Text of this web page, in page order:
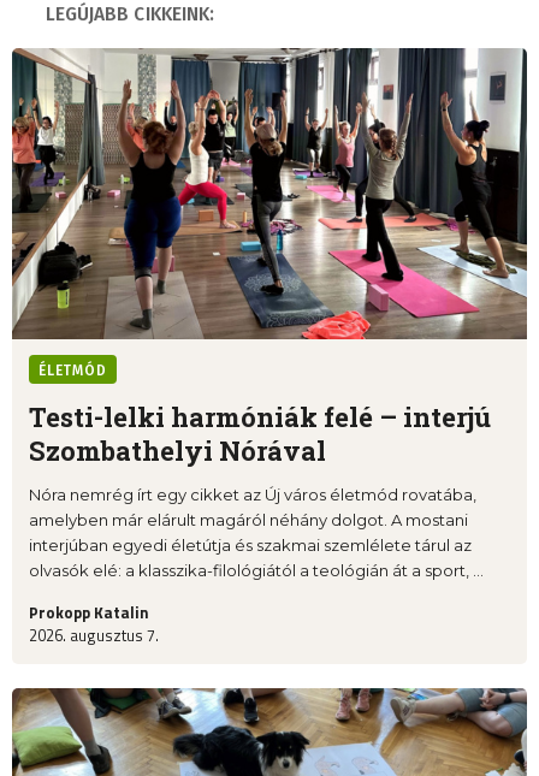
LEGÚJABB CIKKEINK:
ÉLETMÓD
Testi-lelki harmóniák felé – interjú
Szombathelyi Nórával
Nóra nemrég írt egy cikket az Új város életmód rovatába,
amelyben már elárult magáról néhány dolgot. A mostani
interjúban egyedi életútja és szakmai szemlélete tárul az
olvasók elé: a klasszika-filológiától a teológián át a sport, ...
Prokopp Katalin
2026. augusztus 7.